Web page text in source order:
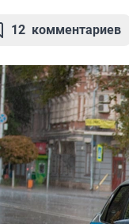
12 комментариев